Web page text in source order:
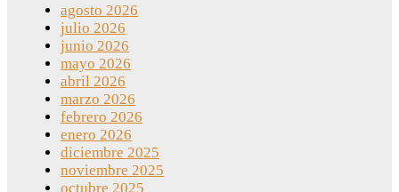
agosto 2026
julio 2026
junio 2026
mayo 2026
abril 2026
marzo 2026
febrero 2026
enero 2026
diciembre 2025
noviembre 2025
octubre 2025